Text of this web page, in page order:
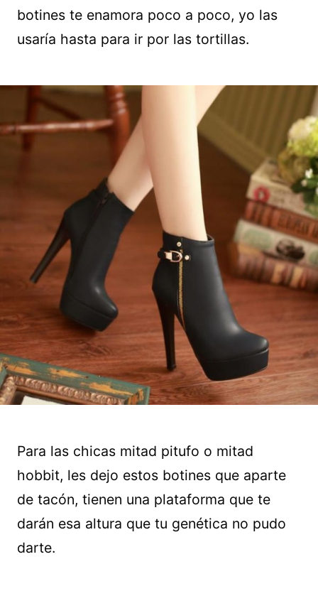
botines te enamora poco a poco, yo las
usaría hasta para ir por las tortillas.
Para las chicas mitad pitufo o mitad
hobbit, les dejo estos botines que aparte
de tacón, tienen una plataforma que te
darán esa altura que tu genética no pudo
darte.